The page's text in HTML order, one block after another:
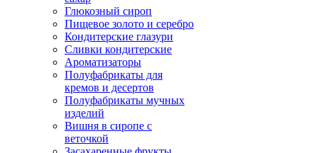
Глюкозный сироп
Пищевое золото и серебро
Кондитерские глазури
Сливки кондитерские
Ароматизаторы
Полуфабрикаты для
кремов и десертов
Полуфабрикаты мучных
изделий
Вишня в сиропе с
веточкой